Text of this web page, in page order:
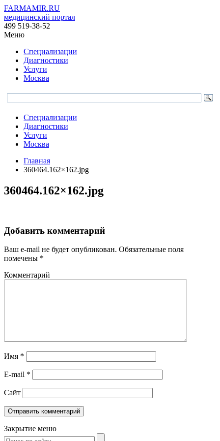
FARMAMIR.RU
медицинский портал
499 519-38-52
Меню
Специализации
Диагностики
Услуги
Москва
Специализации
Диагностики
Услуги
Москва
Главная
360464.162×162.jpg
360464.162×162.jpg
Добавить комментарий
Ваш e-mail не будет опубликован. Обязательные поля
помечены *
Комментарий
Имя *
E-mail *
Сайт
Закрытие меню